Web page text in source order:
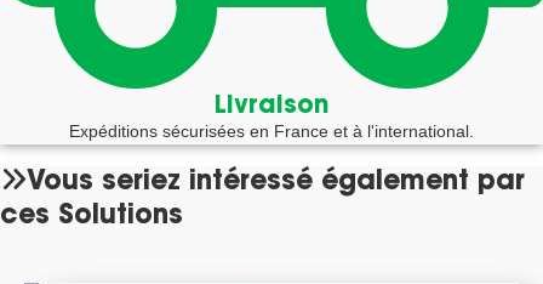
Livraison
Expéditions sécurisées en France et à l'international.
Vous seriez intéressé également par
ces Solutions